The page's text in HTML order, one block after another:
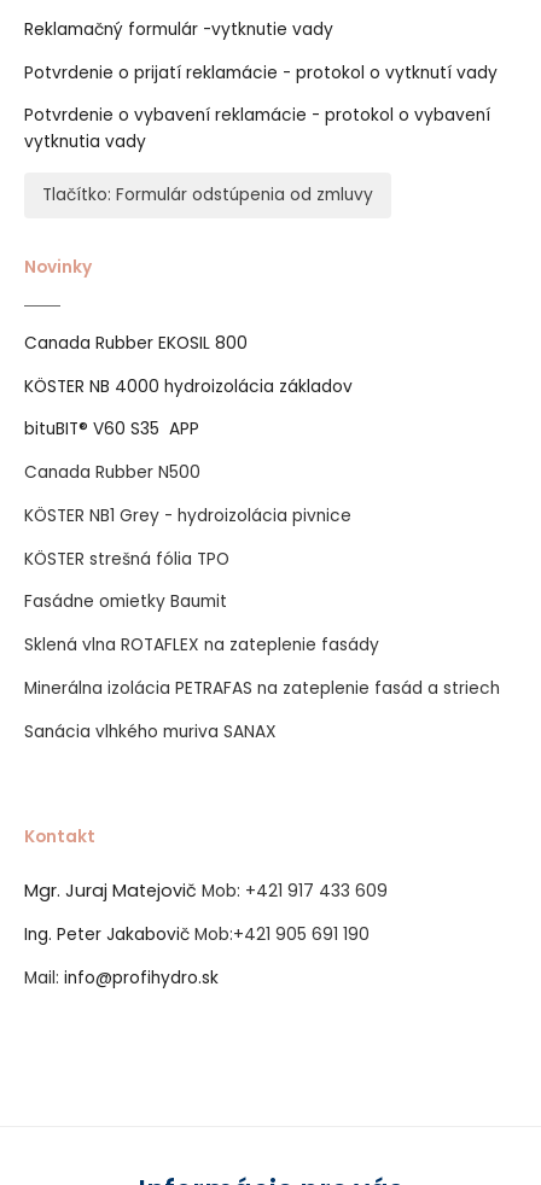
Reklamačný formulár -vytknutie vady
Potvrdenie o prijatí reklamácie - protokol o vytknutí vady
Potvrdenie o vybavení reklamácie - protokol o vybavení
vytknutia vady
Tlačítko: Formulár odstúpenia od zmluvy
Novinky
Canada Rubber EKOSIL 800
KÖSTER NB 4000 hydroizolácia základov
bituBIT® V60 S35 APP
Canada Rubber N500
KÖSTER NB1 Grey - hydroizolácia pivnice
KÖSTER strešná fólia TPO
Fasádne omietky Baumit
Sklená vlna ROTAFLEX na zateplenie fasády
Minerálna izolácia PETRAFAS na zateplenie fasád a striech
Sanácia vlhkého muriva SANAX
Kontakt
Mgr. Juraj Matejovič Mob: +421 917 433 609
Ing. Peter Jakabovič Mob:+421 905 691 190
Mail: info@profihydro.sk